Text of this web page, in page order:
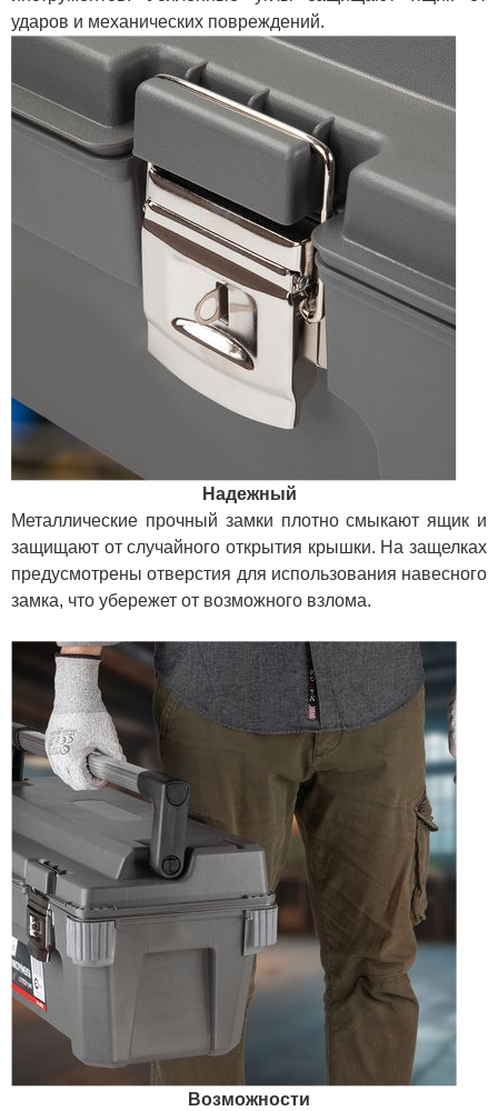
ударов и механических повреждений.
Надежный
Металлические прочный замки плотно смыкают ящик и
защищают от случайного открытия крышки. На защелках
предусмотрены отверстия для использования навесного
замка, что убережет от возможного взлома.
Возможности